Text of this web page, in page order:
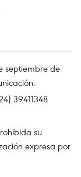
septiembre de
39411348
su
expresa por